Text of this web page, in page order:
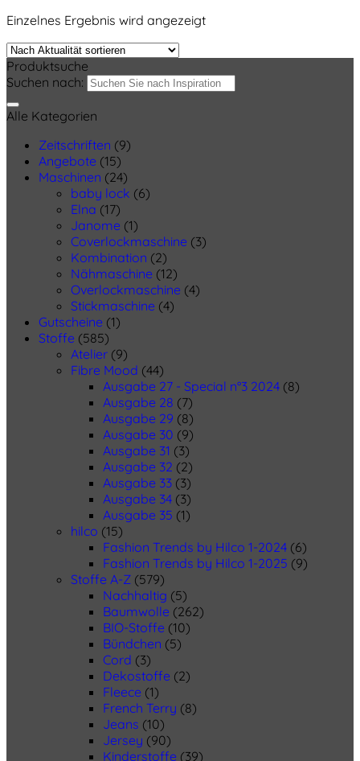
Einzelnes Ergebnis wird angezeigt
Produktsuche
Suchen nach:
Alle Kategorien
Zeitschriften (9)
Angebote (15)
Maschinen (24)
baby lock (6)
Elna (17)
Janome (1)
Coverlockmaschine (3)
Kombination (2)
Nähmaschine (12)
Overlockmaschine (4)
Stickmaschine (4)
Gutscheine (1)
Stoffe (585)
Atelier (9)
Fibre Mood (44)
Ausgabe 27 - Special n°3 2024 (8)
Ausgabe 28 (7)
Ausgabe 29 (8)
Ausgabe 30 (9)
Ausgabe 31 (3)
Ausgabe 32 (2)
Ausgabe 33 (3)
Ausgabe 34 (3)
Ausgabe 35 (1)
hilco (15)
Fashion Trends by Hilco 1-2024 (6)
Fashion Trends by Hilco 1-2025 (9)
Stoffe A-Z (579)
Nachhaltig (5)
Baumwolle (262)
BIO-Stoffe (10)
Bündchen (5)
Cord (3)
Dekostoffe (2)
Fleece (1)
French Terry (8)
Jeans (10)
Jersey (90)
Kinderstoffe (39)